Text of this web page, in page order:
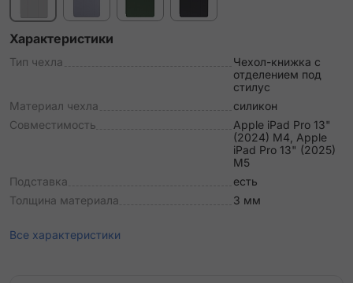
Характеристики
Тип чехла
Чехол-книжка c
отделением под
стилус
Материал чехла
силикон
Совместимость
Apple iPad Pro 13"
(2024) M4, Apple
iPad Pro 13" (2025)
M5
Подставка
есть
Толщина материала
3 мм
Все характеристики